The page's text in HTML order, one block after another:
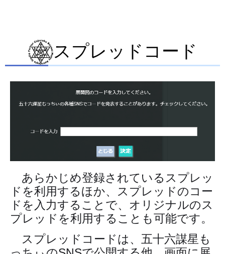
スプレッドコード
あらかじめ登録されているスプレッ
ドを利用するほか、スプレッドのコー
ドを入力することで、オリジナルのス
プレッドを利用することも可能です。
スプレッドコードは、五十六謀星も